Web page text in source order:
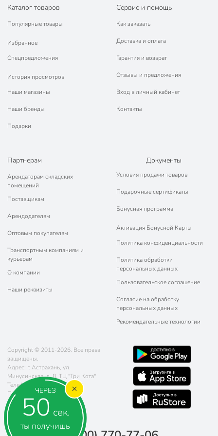
ЧЕРЕЗ
48 сек.
ты получишь
Каталог товаров
Популярные товары
Избранное
Спецпредложения
История просмотров
Наши магазины
Наши бренды
Подарки
Сервис и помощь
Как заказать
Доставка и оплата
Гарантия и возврат
Отзывы и предложения
Вход в личный кабинет
Контакты
Партнерам
Арендаторам складских
помещений
Поставщикам
Арендодателям
Оптовым покупателям
Транспортным компаниям и
курьерам
О компании
Наши реквизиты
Документы
Условия продажи товаров
Подарочные сертификаты
Бонусная программа
Активация Бонусной Карты
Политика конфиденциальности
Политика обработки
персональных данных
Пользовательское соглашение
Согласие на обработку
персональных данных
Рекомендательные технологии
Copyright © 2011-2026. Все права
защищены.
Адрес: г. Астрахань, ул.
Минусинская, д. 8, ТЦ "Три Кота"
Телефон:
8 (800) 770-77-06
Почта:
sales@poryadok.ru